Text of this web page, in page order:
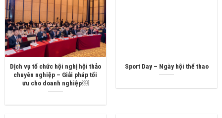
Dịch vụ tổ chức hội nghị hội thảo
chuyên nghiệp – Giải pháp tối
ưu cho doanh nghiệp￼
Sport Day – Ngày hội thể thao